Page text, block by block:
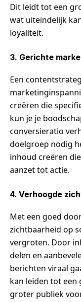
Dit leidt tot een
wat uiteindelijk
loyaliteit.
3. Gerichte
Een
creëren die
kun je je
conversieratio
doelgroep nodig
inhoud creëren
aanzet tot actie.
4. Verhoogde
Met een goed
zichtbaarheid op
vergroten. Door
delen en
berichten viraal
kan leiden tot een
groter publiek